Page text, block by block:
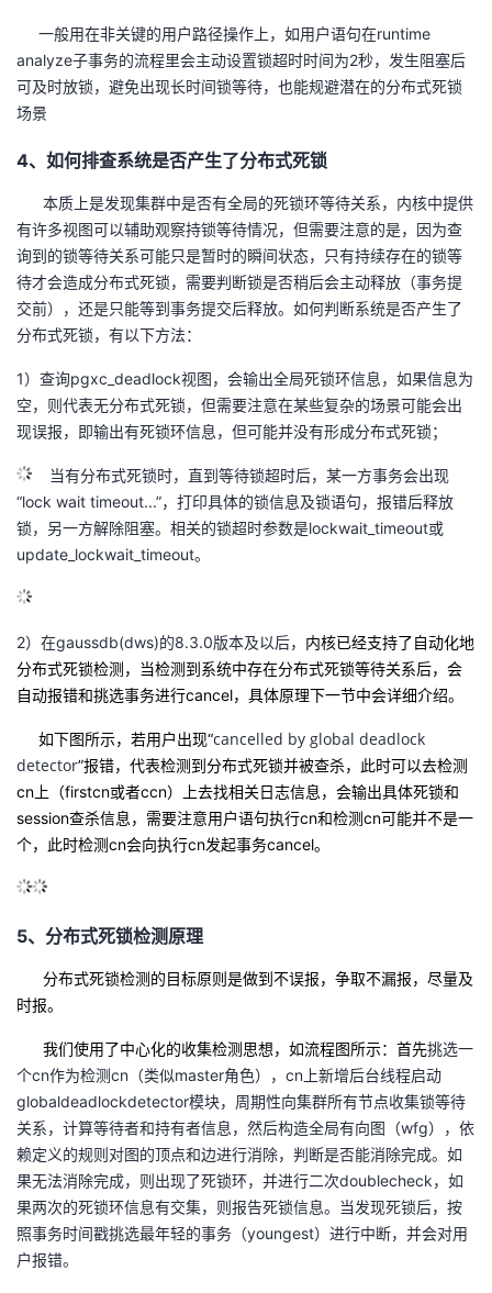
一般用在非关键的用户路径操作上，如用户语句在runtime
analyze子事务的流程里会主动设置锁超时时间为2秒，发生阻塞后
可及时放锁，避免出现长时间锁等待，也能规避潜在的分布式死锁
场景
4、如何排查系统是否产生了分布式死锁
本质上是发现集群中是否有全局的死锁环等待关系，内核中提供
有许多视图可以辅助观察持锁等待情况，但需要注意的是，因为查
询到的锁等待关系可能只是暂时的瞬间状态，只有持续存在的锁等
待才会造成分布式死锁，需要判断锁是否稍后会主动释放（事务提
交前），还是只能等到事务提交后释放。如何判断系统是否产生了
分布式死锁，有以下方法：
1）查询pgxc_deadlock视图，会输出全局死锁环信息，如果信息为
空，则代表无分布式死锁，但需要注意在某些复杂的场景可能会出
现误报，即输出有死锁环信息，但可能并没有形成分布式死锁；
当有分布式死锁时，直到等待锁超时后，某一方事务会出现
“lock wait timeout...”，打印具体的锁信息及锁语句，报错后释放
锁，另一方解除阻塞。相关的锁超时参数是lockwait_timeout或
update_lockwait_timeout。
2）在gaussdb(dws)的8.3.0版本及以后， 内核已经支持了自动化地
分布式死锁检测，当检测到系统中存在分布式死锁等待关系后，会
自动报错和挑选事务进行cancel，具体原理下一节中会详细介绍。
如下图所示，若用户出现“cancelled by global deadlock
detector”报错，代表检测到分布式死锁并被查杀，此时可以去检测
cn上（firstcn或者ccn）上去找相关日志信息，会输出具体死锁和
session查杀信息，需要注意用户语句执行cn和检测cn可能并不是一
个，此时检测cn会向执行cn发起事务cancel。
5、分布式死锁检测原理
分布式死锁检测的目标原则是做到不误报，争取不漏报，尽量及
时报。
我们使用了中心化的收集检测思想，如流程图所示：首先挑选一
个cn作为检测cn（类似master角色），cn上新增后台线程启动
globaldeadlockdetector模块，周期性向集群所有节点收集锁等待
关系，计算等待者和持有者信息，然后构造全局有向图（wfg），依
赖定义的规则对图的顶点和边进行消除，判断是否能消除完成。如
果无法消除完成，则出现了死锁环，并进行二次doublecheck，如
果两次的死锁环信息有交集，则报告死锁信息。当发现死锁后，按
照事务时间戳挑选最年轻的事务（youngest）进行中断，并会对用
户报错。